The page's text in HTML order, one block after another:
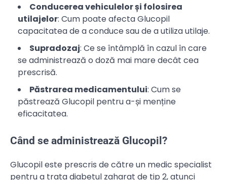
Conducerea vehiculelor și folosirea
utilajelor: Cum poate afecta Glucopil
capacitatea de a conduce sau de a utiliza utilaje.
Supradozaj: Ce se întâmplă în cazul în care
se administrează o doză mai mare decât cea
prescrisă.
Păstrarea medicamentului: Cum se
păstrează Glucopil pentru a-și menține
eficacitatea.
Când se administrează Glucopil?
Glucopil este prescris de către un medic specialist
pentru a trata diabetul zaharat de tip 2, atunci